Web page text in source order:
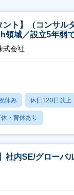
ント】（コンサル
領域／設立5年弱
式会社
休み 休日120日以上
休・育休あり
社内SE/グローバ